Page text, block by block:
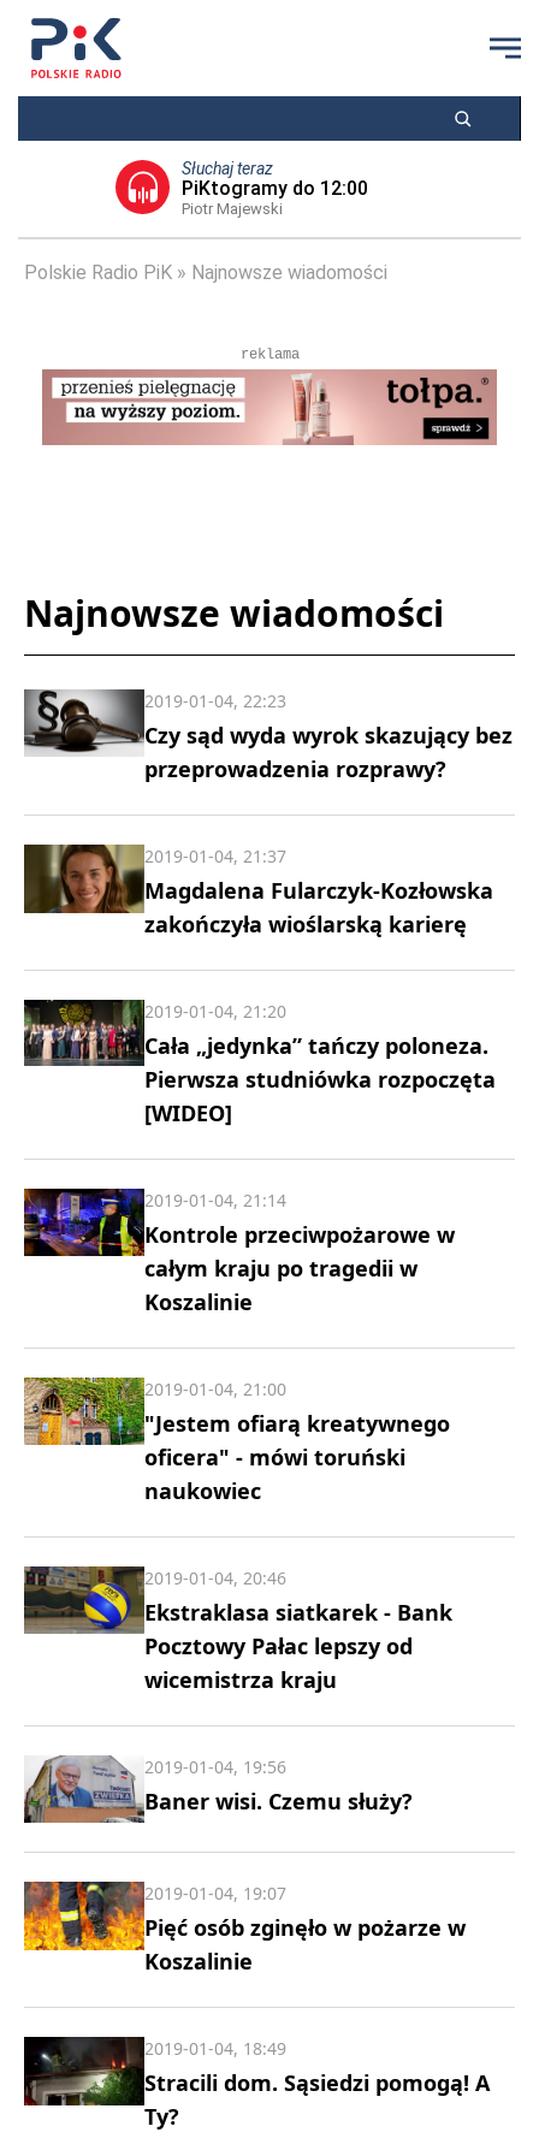
Słuchaj teraz
PiKtogramy do 12:00
Piotr Majewski
Polskie Radio PiK Najnowsze wiadomości
reklama
Najnowsze wiadomości
Czy sąd wyda wyrok skazujący bez
przeprowadzenia rozprawy?
2019-01-04, 22:23
Magdalena Fularczyk-Kozłowska
zakończyła wioślarską karierę
2019-01-04, 21:37
Cała „jedynka” tańczy poloneza.
Pierwsza studniówka rozpoczęta
[WIDEO]
2019-01-04, 21:20
Kontrole przeciwpożarowe w
całym kraju po tragedii w
Koszalinie
2019-01-04, 21:14
"Jestem ofiarą kreatywnego
oficera" - mówi toruński
naukowiec
2019-01-04, 21:00
Ekstraklasa siatkarek - Bank
Pocztowy Pałac lepszy od
wicemistrza kraju
2019-01-04, 20:46
Baner wisi. Czemu służy?
2019-01-04, 19:56
Pięć osób zginęło w pożarze w
Koszalinie
2019-01-04, 19:07
Stracili dom. Sąsiedzi pomogą! A
Ty?
2019-01-04, 18:49